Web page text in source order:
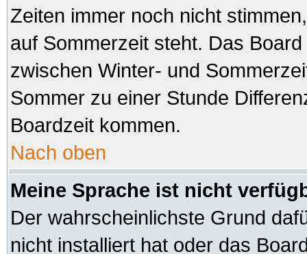
Zeiten immer noch nicht
auf Sommerzeit steht. Das
zwischen Winter- und
Sommer zu einer Stunde
Boardzeit kommen.
Nach oben
Meine Sprache ist nicht
Der wahrscheinlichste Grund
nicht installiert hat oder das